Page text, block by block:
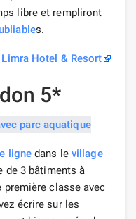
libre et rempliront
s.
Hotel & Resort
5*
ligne dans le village
de 3 bâtiments à
première classe avec
écrire sur les